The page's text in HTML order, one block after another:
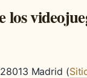
los
Madrid (